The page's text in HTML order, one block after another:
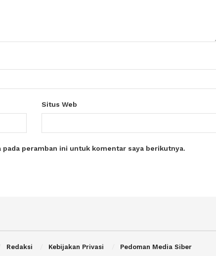
Situs Web
peramban ini untuk komentar saya berikutnya.
Redaksi Kebijakan Privasi Pedoman Media Siber